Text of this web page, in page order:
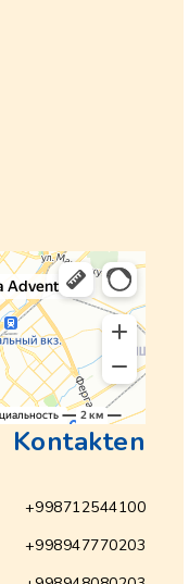
Kontakten
+998712544100
+998947770203